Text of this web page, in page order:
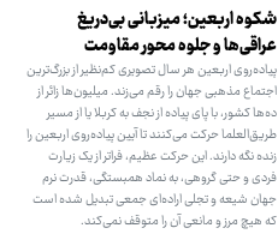
شکوه اربعین؛ میزبانی بی‌دریغ
عراقی‌ها و جلوه محور مقاومت
پیاده‌روی اربعین هر سال تصویری کم‌نظیر از بزرگ‌ترین
اجتماع مذهبی جهان را رقم می‌زند. میلیون‌ها زائر از
ده‌ها کشور، با پای پیاده از نجف به کربلا یا از مسیر
طریق‌العلما حرکت می‌کنند تا آیین پیاده‌روی اربعین را
زنده نگه دارند. این حرکت عظیم، فراتر از یک زیارت
فردی و حتی گروهی، به نماد همبستگی، قدرت نرم
جهان شیعه و تجلی اراده‌ای جمعی تبدیل شده است
که هیچ مرز و مانعی آن را متوقف نمی‌کند.